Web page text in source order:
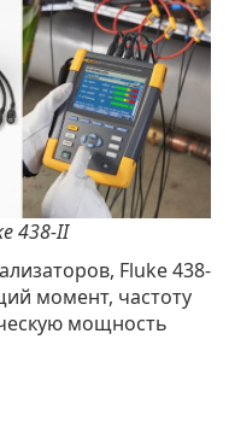
438-II
Fluke 438-
момент, частоту
мощность